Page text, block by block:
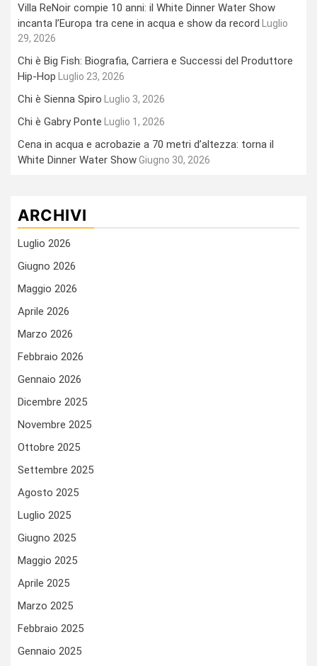
Villa ReNoir compie 10 anni: il White Dinner Water Show
incanta l’Europa tra cene in acqua e show da record
Luglio
29, 2026
Chi è Big Fish: Biografia, Carriera e Successi del Produttore
Hip-Hop
Luglio 23, 2026
Chi è Sienna Spiro Luglio 3, 2026
Chi è Gabry Ponte Luglio 1, 2026
Cena in acqua e acrobazie a 70 metri d’altezza: torna il
White Dinner Water ShowGiugno 30, 2026
ARCHIVI
Luglio 2026
Giugno 2026
Maggio 2026
Aprile 2026
Marzo 2026
Febbraio 2026
Gennaio 2026
Dicembre 2025
Novembre 2025
Ottobre 2025
Settembre 2025
Agosto 2025
Luglio 2025
Giugno 2025
Maggio 2025
Aprile 2025
Marzo 2025
Febbraio 2025
Gennaio 2025